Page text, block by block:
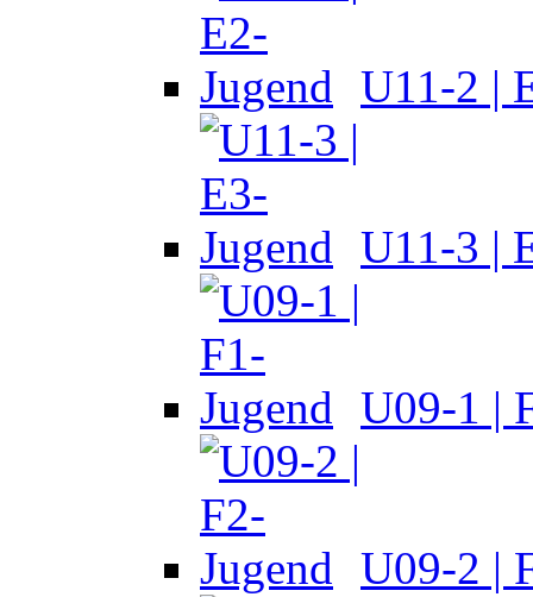
U11-2 |
U11-3 |
U09-1 |
U09-2 |